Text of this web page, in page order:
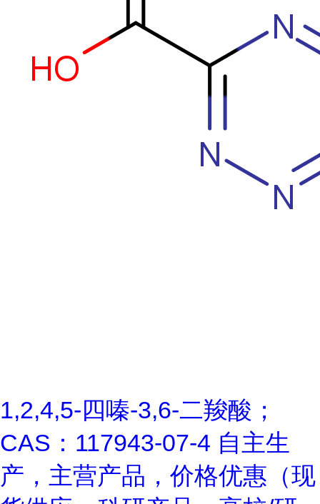
1,2,4,5-四嗪-3,6-二羧酸；
CAS：117943-07-4 自主生
产，主营产品，价格优惠（现